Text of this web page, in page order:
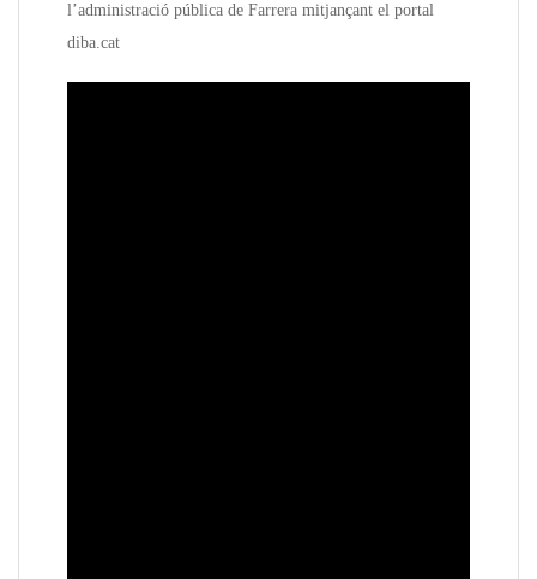
l’administració pública de Farrera mitjançant el portal
diba.cat